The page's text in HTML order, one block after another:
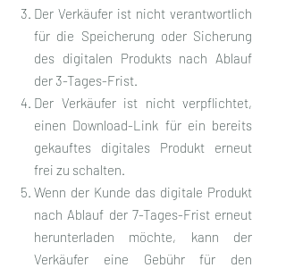
Der Verkäufer ist nicht verantwortlich
für die Speicherung oder Sicherung
des digitalen Produkts nach Ablauf
der 3-Tages-Frist.
Der Verkäufer ist nicht verpflichtet,
einen Download-Link für ein bereits
gekauftes digitales Produkt erneut
frei zu schalten.
Wenn der Kunde das digitale Produkt
nach Ablauf der 7-Tages-Frist erneut
herunterladen möchte, kann der
Verkäufer eine Gebühr für den